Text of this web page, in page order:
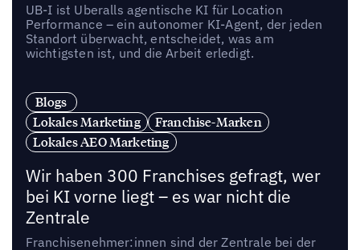
UB-I ist Uberalls agentische KI für Location
Performance – ein autonomer KI-Agent, der jeden
Standort überwacht, entscheidet, was am
wichtigsten ist, und die Arbeit erledigt.
Blogs
Lokales Marketing
Franchise-Marken
Lokales AEO Marketing
Wir haben 300 Franchises gefragt, wer
bei KI vorne liegt – es war nicht die
Zentrale
Franchisenehmer:innen sind der Zentrale bei der